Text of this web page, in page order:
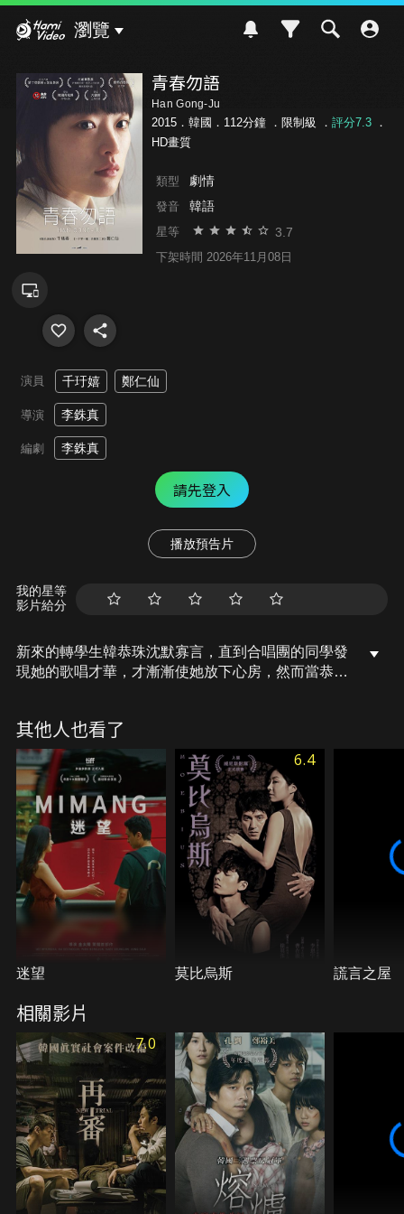
瀏覽
青春勿語
Han Gong-Ju
2015．韓國．112分鐘 ． 限制級 ． 評分7.3．
HD畫質
類型 劇情
發音 韓語
星等 3.7
下架時間 2026年11月08日
演員 千玗嬉 鄭仁仙
導演 李銖真
編劇 李銖真
請先登入
播放預告片
我的星等
影片給分
新來的轉學生韓恭珠沈默寡言，直到合唱團的同學發
現她的歌唱才華，才漸漸使她放下心房，然而當恭珠
恭珠，隱藏在這位十七歲少女冷漠外表下的靈魂傷
痕，漸漸呈現在眾人面前…
其他人也看了
迷望
6.4
莫比烏斯 謊言之屋
相關影片
7.0